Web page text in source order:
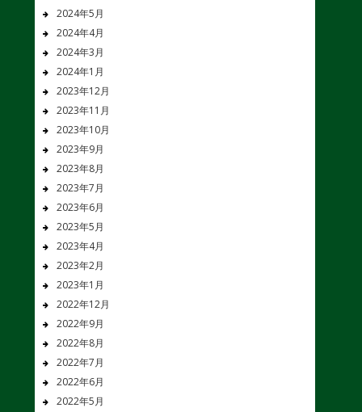
2024年5月
2024年4月
2024年3月
2024年1月
2023年12月
2023年11月
2023年10月
2023年9月
2023年8月
2023年7月
2023年6月
2023年5月
2023年4月
2023年2月
2023年1月
2022年12月
2022年9月
2022年8月
2022年7月
2022年6月
2022年5月